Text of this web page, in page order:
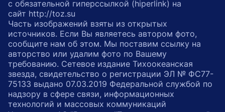
с обязательной гиперссылкой (hiperlink) на
сайт http://toz.su
Часть изображений взяты из открытых
источников. Если Вы являетесь автором фото,
сообщите нам об этом. Мы поставим ссылку на
авторство или удалим фото по Вашему
требованию. Сетевое издание Тихоокеанская
звезда, свидетельство о регистрации ЭЛ № ФС77-
75133 выдано 07.03.2019 Федеральной службой по
надзору в сфере связи, информационных
технологий и массовых коммуникаций